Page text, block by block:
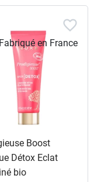
Boost
Détox Eclat
bio